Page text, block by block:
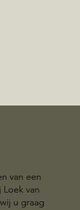
van een
van
u graag